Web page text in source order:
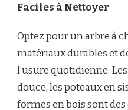
Faciles à Nettoyer
Optez pour un arbre à
matériaux durables et
l’usure quotidienne.
douce, les poteaux en
formes en bois sont